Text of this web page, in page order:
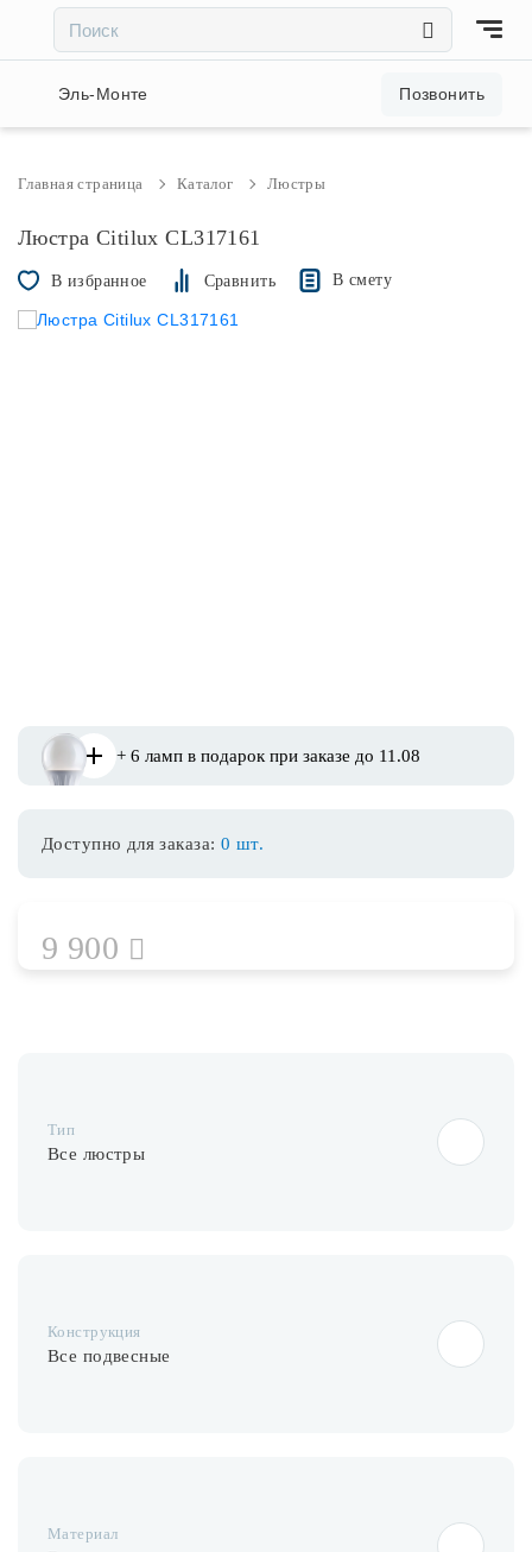
Акции и скидки
Светильники
Предметы интерьера
О нас
Эль-Монте Позвонить
Главная страница Каталог Люстры
Люстра Citilux CL317161
В избранное Сравнить В смету
+ 6 ламп в подарок при заказе до 11.08
Доступно для заказа: 0 шт.
9 900
Тип
Все люстры
Конструкция
Все подвесные
Материал
××